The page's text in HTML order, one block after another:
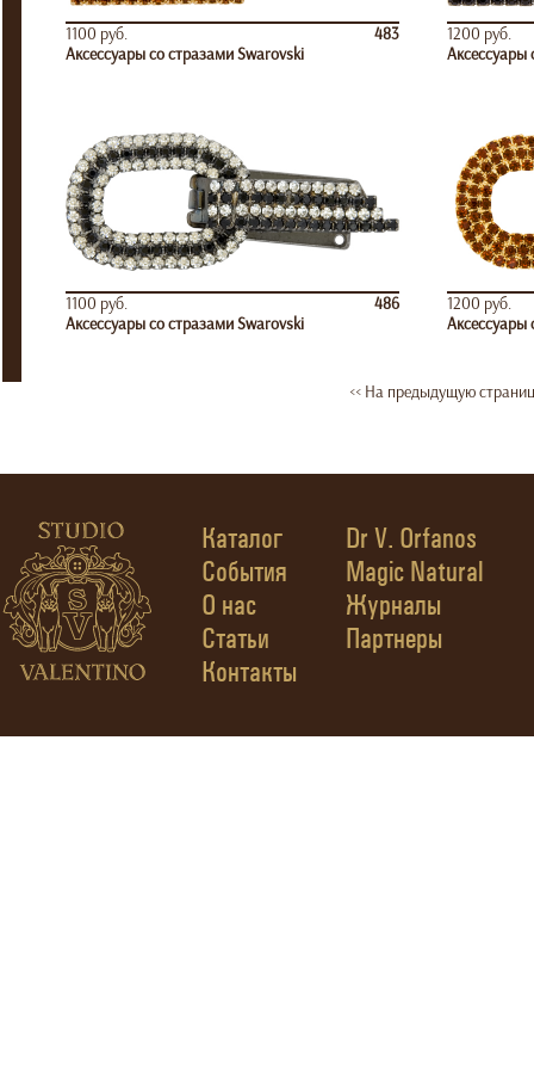
1100 руб.
483
Аксессуары со стразами Swarovski
1200 руб.
Аксессуары
1100 руб.
486
Аксессуары со стразами Swarovski
1200 руб.
Аксессуары
<< На предыдущую
Каталог
События
О нас
Статьи
Контакты
Dr V. Orfanos
Magic Natural
Журналы
Партнеры